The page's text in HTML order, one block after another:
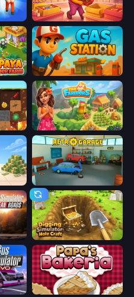
Candy Packing Store
Gas Station
The Farmers
Truck Simulator: European Roads Digging Simulator: Hole Craft
Papa's Bakeria